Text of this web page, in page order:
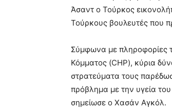
Άσαντ ο Τούρκος
Τούρκους βουλευτές που
Σύμφωνα με πληροφορίες
Κόμματος (CHP), κύρια
στρατεύματα τους
πρόβλημα με την υγεία
σημείωσε ο Χασάν Aγκόλ.